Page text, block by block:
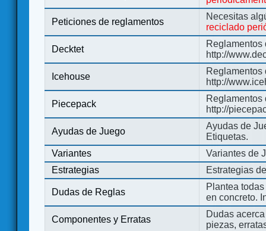
Peticiones de reglamentos
Necesitas
reciclado
Decktet
Reglamentos
http://
Icehouse
Reglamentos
http://
Piecepack
Reglamentos
http://
Ayudas de Juego
Ayudas de
Etiquetas.
Variantes
Variantes de
Estrategias
Estrategias
Dudas de Reglas
Plantea
en concreto.
Componentes y Erratas
Dudas
piezas,